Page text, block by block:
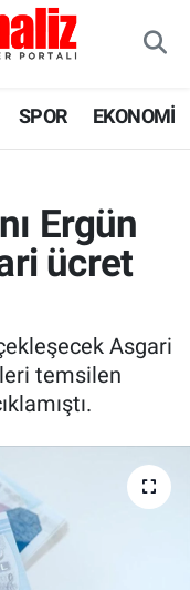
SPOR EKONOMİ
Ergün
ücret
Asgari
temsilen